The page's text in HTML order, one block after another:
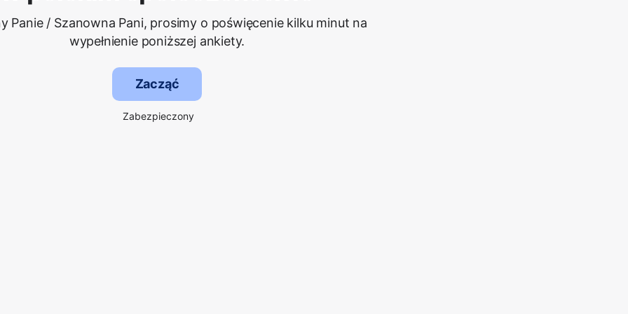
Panie / Szanowna Pani, prosimy o poświęcenie kilku minut na
wypełnienie poniższej ankiety.
Zacząć
Zabezpieczony